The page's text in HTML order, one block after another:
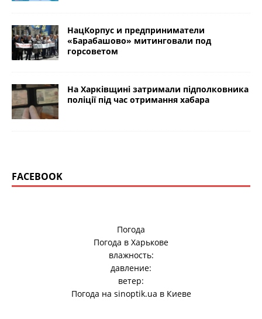
НацКорпус и предприниматели
«Барабашово» митинговали под
горсоветом
На Харківщині затримали підполковника
поліції під час отримання хабара
FACEBOOK
Погода
Погода в Харькове
влажность:
давление:
ветер:
Погода на sinoptik.ua в Киеве